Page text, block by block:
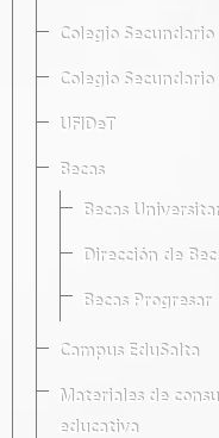
Colegio Secundario
Colegio Secundario
UFIDeT
Becas
Becas
Dirección de
Becas Progresar
Campus EduSalta
Materiales de
educativa